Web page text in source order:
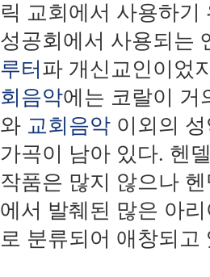
릭 교회에서 사용하
성공회에서 사용되는
루터 파 개신교인이었
회음악에는 코랄이 거
와 교회음악이외의 성
가곡이 남아 있다. 헨
작품은 많지 않으나
에서 발췌된 많은 아
로 분류되어 애창되고